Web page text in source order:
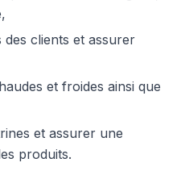
des clients et assurer
et froides ainsi que
et assurer une
produits.